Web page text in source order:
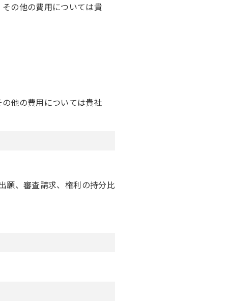
の他の費用については貴
他の費用については貴社
願、審査請求、権利の持分比